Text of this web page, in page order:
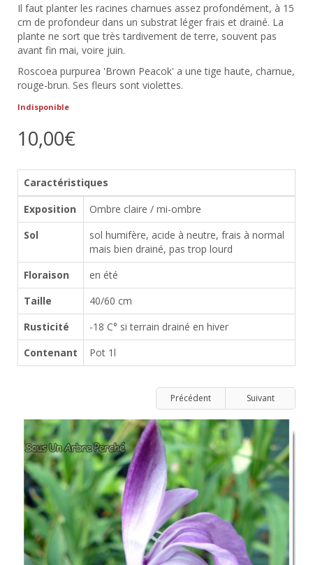
Il faut planter les racines charnues assez profondément, à 15
cm de profondeur dans un substrat léger frais et drainé. La
plante ne sort que très tardivement de terre, souvent pas
avant fin mai, voire juin.
Roscoea purpurea 'Brown Peacok' a une tige haute, charnue,
rouge-brun. Ses fleurs sont violettes.
Indisponible
10,00€
Caractéristiques
Exposition
Ombre claire / mi-ombre
Sol
sol humifère, acide à neutre, frais à normal
mais bien drainé, pas trop lourd
Floraison
en été
Taille
40/60 cm
Rusticité
-18 C° si terrain drainé en hiver
Contenant
Pot 1l
Précédent Suivant